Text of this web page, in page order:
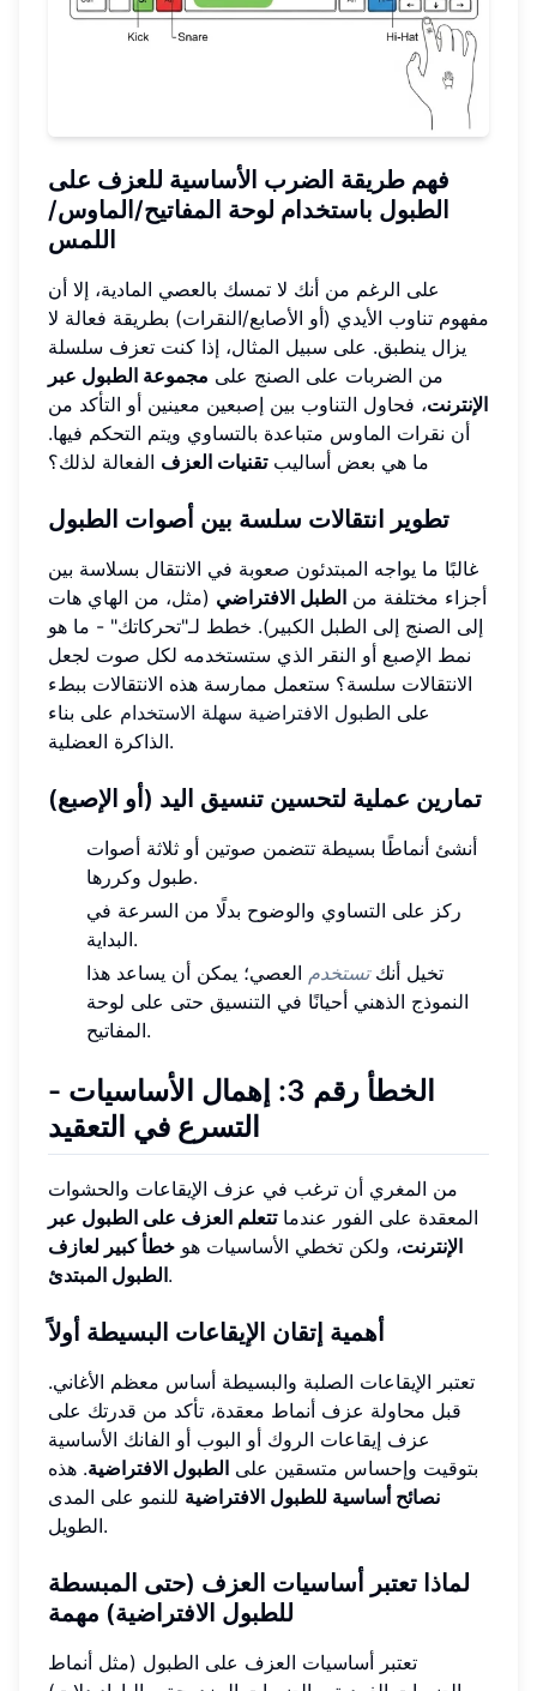
فهم طريقة الضرب الأساسية للعزف على
الطبول باستخدام لوحة المفاتيح/الماوس/
اللمس
على الرغم من أنك لا تمسك بالعصي المادية، إلا أن
مفهوم تناوب الأيدي (أو الأصابع/النقرات) بطريقة فعالة لا
يزال ينطبق. على سبيل المثال، إذا كنت تعزف سلسلة
من الضربات على الصنج على مجموعة الطبول عبر
الإنترنت، فحاول التناوب بين إصبعين معينين أو التأكد من
أن نقرات الماوس متباعدة بالتساوي ويتم التحكم فيها.
ما هي بعض أساليبتقنيات العزف الفعالة لذلك؟
تطوير انتقالات سلسة بين أصوات الطبول
غالبًا ما يواجه المبتدئون صعوبة في الانتقال بسلاسة بين
أجزاء مختلفة من الطبل الافتراضي (مثل، من الهاي هات
إلى الصنج إلى الطبل الكبير). خطط لـ"تحركاتك" - ما هو
نمط الإصبع أو النقر الذي ستستخدمه لكل صوت لجعل
الانتقالات سلسة؟ ستعمل ممارسة هذه الانتقالات ببطء
على الطبول الافتراضية سهلة الاستخدام على بناء
الذاكرة العضلية.
تمارين عملية لتحسين تنسيق اليد (أو الإصبع)
أنشئ أنماطًا بسيطة تتضمن صوتين أو ثلاثة أصوات
طبول وكررها.
ركز على التساوي والوضوح بدلًا من السرعة في
البداية.
تخيل أنكتستخدم العصي؛ يمكن أن يساعد هذا
النموذج الذهني أحيانًا في التنسيق حتى على لوحة
المفاتيح.
الخطأ رقم 3: إهمال الأساسيات -
التسرع في التعقيد
من المغري أن ترغب في عزف الإيقاعات والحشوات
المعقدة على الفور عندماتتعلم العزف على الطبول عبر
الإنترنت، ولكن تخطي الأساسيات هو خطأ كبير لعازف
الطبول المبتدئ.
أهمية إتقان الإيقاعات البسيطة أولاً
تعتبر الإيقاعات الصلبة والبسيطة أساس معظم الأغاني.
قبل محاولة عزف أنماط معقدة، تأكد من قدرتك على
عزف إيقاعات الروك أو البوب أو الفانك الأساسية
بتوقيت وإحساس متسقين على الطبول الافتراضية. هذه
نصائح أساسية للطبول الافتراضية للنمو على المدى
الطويل.
لماذا تعتبر أساسيات العزف (حتى المبسطة
للطبول الافتراضية) مهمة
تعتبر أساسيات العزف على الطبول (مثل أنماط